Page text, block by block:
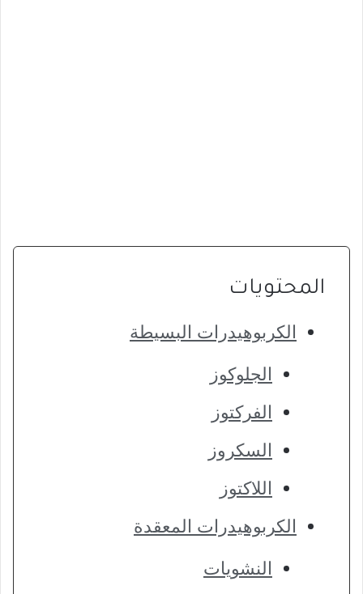
المحتويات
الكربوهيدرات البسيطة
الجلوكوز
الفركتوز
السكروز
اللاكتوز
الكربوهيدرات المعقدة
النشويات